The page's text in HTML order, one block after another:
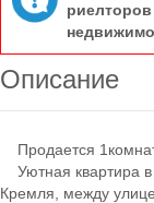
Описание
Продается
Уютная квартира в
Кремля, между